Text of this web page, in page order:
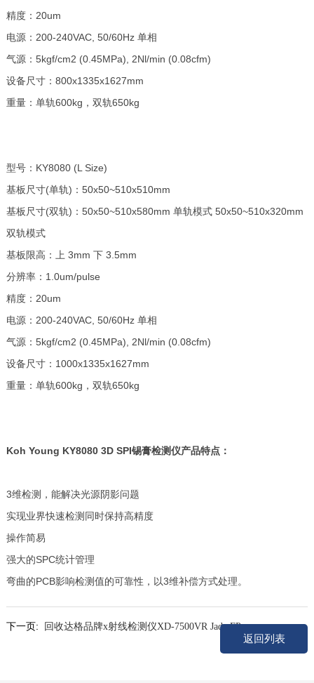
精度：20um
电源：200-240VAC, 50/60Hz 单相
气源：5kgf/cm2 (0.45MPa), 2Nl/min (0.08cfm)
设备尺寸：800x1335x1627mm
重量：单轨600kg，双轨650kg
型号：KY8080 (L Size)
基板尺寸(单轨)：50x50~510x510mm
基板尺寸(双轨)：50x50~510x580mm 单轨模式 50x50~510x320mm
双轨模式
基板限高：上 3mm 下 3.5mm
分辨率：1.0um/pulse
精度：20um
电源：200-240VAC, 50/60Hz 单相
气源：5kgf/cm2 (0.45MPa), 2Nl/min (0.08cfm)
设备尺寸：1000x1335x1627mm
重量：单轨600kg，双轨650kg
Koh Young KY8080 3D SPI锡膏检测仪产品特点：
3维检测，能解决光源阴影问题
实现业界快速检测同时保持高精度
操作简易
强大的SPC统计管理
弯曲的PCB影响检测值的可靠性，以3维补偿方式处理。
返回列表
下一页: 回收达格品牌x射线检测仪XD-7500VR Jade FP